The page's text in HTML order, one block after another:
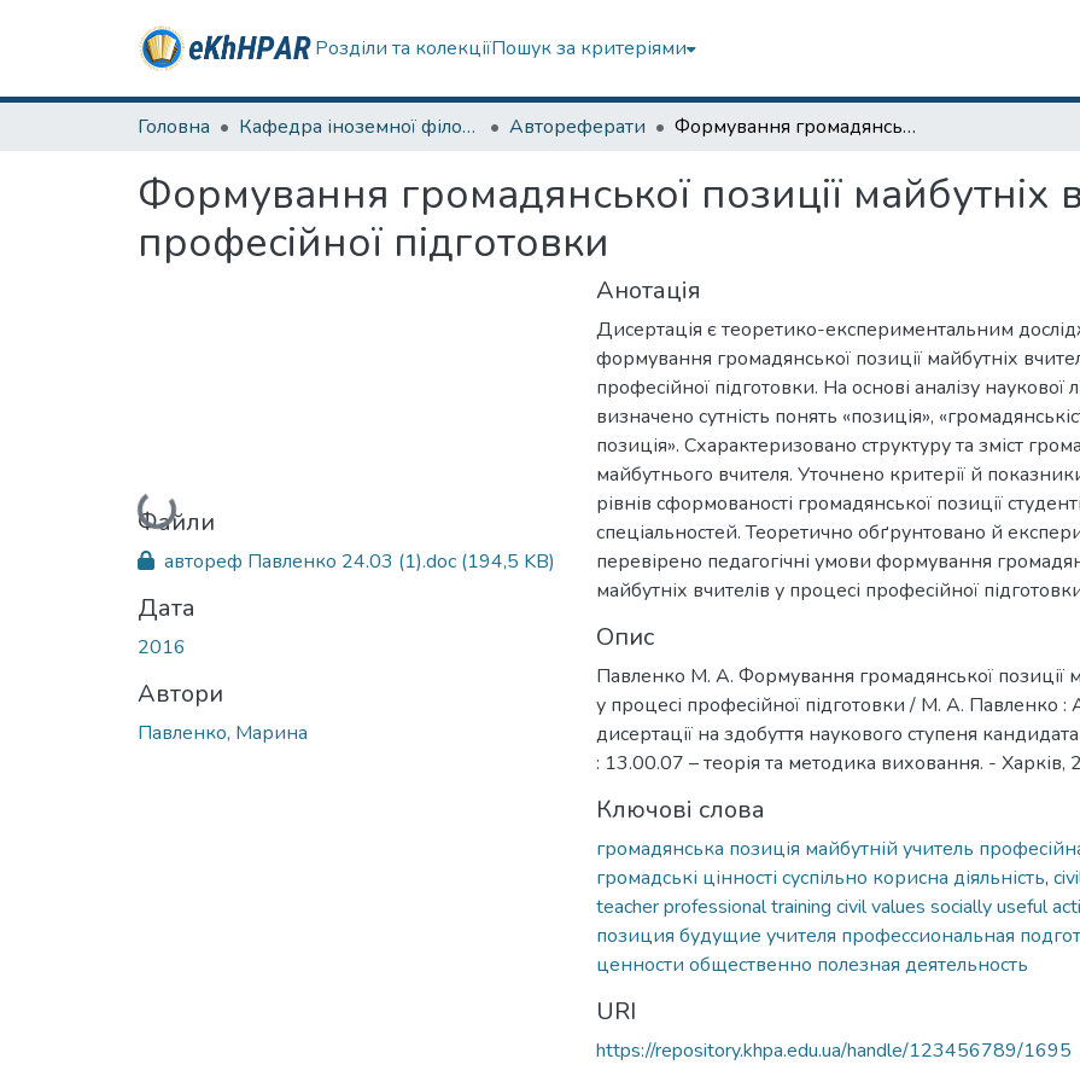
Розділи та колекціїПошук за критеріями
Головна Кафедра іноземної філології Автореферати Формування громадянської позиції майбутніх вчителів у процесі професійної підготовки
Формування громадянської позиції майбутніх
професійної підготовки
Вантажиться...
Файли
автореф Павленко 24.03 (1).doc (194,5 KB)
Дата
2016
Автори
Павленко, Марина
Анотація
Дисертація є теоретико-експериментальним
формування громадянської позиції майбутніх
професійної підготовки. На основі аналізу наукової
визначено сутність понять «позиція»,
позиція». Схарактеризовано структуру та зміст
майбутнього вчителя. Уточнено критерії й
рівнів сформованості громадянської позиції
спеціальностей. Теоретично обґрунтовано й
перевірено педагогічні умови формування
майбутніх вчителів у процесі професійної
Опис
Павленко М. А. Формування громадянської позиції
у процесі професійної підготовки / М. А. Павленко
дисертації на здобуття наукового ступеня
: 13.00.07 – теорія та методика виховання. - Харків,
Ключові слова
громадянська позиція майбутній учитель
громадські цінності суспільно корисна діяльність,
teacher professional training civil values socially useful
позиция будущие учителя профессиональная
ценности общественно полезная деятельность
URI
https://repository.khpa.edu.ua/handle/123456789/1695